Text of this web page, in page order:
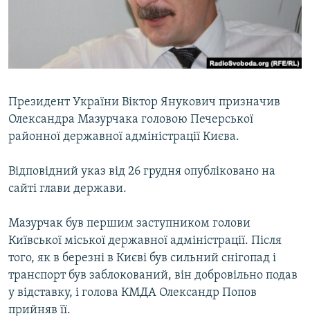
СВІДЧЕННЯ ОКУПАЦІЇ
УКРАЇНСЬКА ПРОБЛЕМА КРИМУ
Президент України Віктор Янукович призначив
Олександра Мазурчака головою Печерської
районної державної адміністрації Києва.
Відповідний указ від 26 грудня опубліковано на
сайті глави держави.
Мазурчак був першим заступником голови
Київської міської державної адміністрації. Після
того, як в березні в Києві був сильний снігопад і
транспорт був заблокований, він добровільно подав
у відставку, і голова КМДА Олександр Попов
прийняв її.